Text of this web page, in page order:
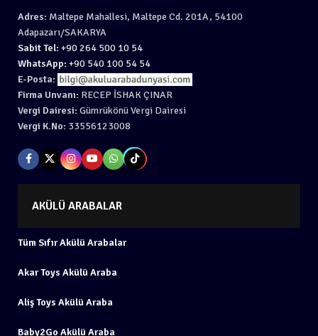
Adres: Maltepe Mahallesi, Maltepe Cd. 201A, 54100
Adapazarı/SAKARYA
Sabit Tel: +90 264 500 10 54
WhatsApp: +90 540 100 54 54
E-Posta:
Firma Unvanı: RECEP İSHAK ÇINAR
Vergi Dairesi: Gümrükönü Vergi Dairesi
Vergi K.No: 33556123008
AKÜLÜ ARABALAR
Tüm Sıfır Akülü Arabalar
Akar Toys Akülü Araba
Aliş Toys Akülü Araba
Baby2Go Akülü Araba